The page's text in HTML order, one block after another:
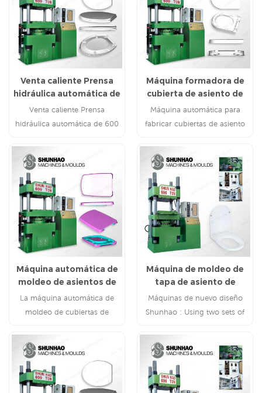
Venta caliente Prensa
hidráulica automática de
600 toneladas Máquina
para fabricar cubiertas
Venta caliente Prensa
hidráulica automática de 600
fabricar cubiertas de asientos
de inodoro UF
Máquina formadora de
cubierta de asiento de
inodoro de urea de
suministro de fábrica
Máquina automática para
fabricar cubiertas de asiento
Máquina automática de
moldeo de asientos de
inodoro de urea
La máquina automática de
moldeo de cubiertas de
es adecuada para producir
cubiertas de asientos de
inodoros UF/melamina en
todas las formas.
Máquina de moldeo de
tapa de asiento de
inodoro de urea
Máquinas de nuevo diseño
Shunhao : Using two sets of
operating boxes for the
convenience of operation and
maintenance.